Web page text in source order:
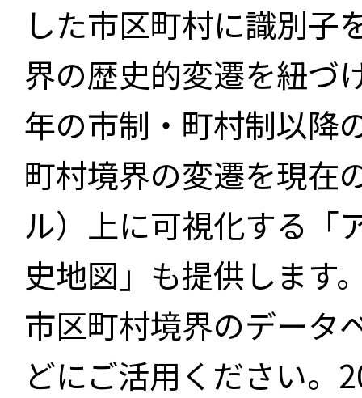
した市区町村に識別子
界の歴史的変遷を紐づ
年の市制・町村制以降
町村境界の変遷を現在
ル）上に可視化する「
史地図」も提供します
市区町村境界のデータ
どにご活用ください。